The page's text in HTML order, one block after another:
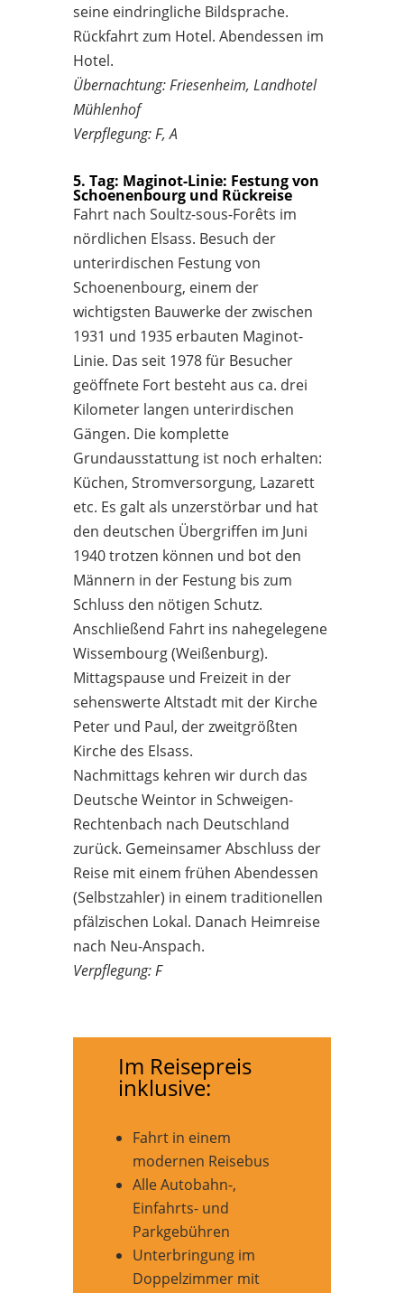
seine eindringliche Bildsprache.
Rückfahrt zum Hotel. Abendessen im
Hotel.
Übernachtung: Friesenheim, Landhotel
Mühlenhof
Verpflegung: F, A
5. Tag: Maginot-Linie: Festung von
Schoenenbourg und Rückreise
Fahrt nach Soultz-sous-Forêts im
nördlichen Elsass. Besuch der
unterirdischen Festung von
Schoenenbourg, einem der
wichtigsten Bauwerke der zwischen
1931 und 1935 erbauten Maginot-
Linie. Das seit 1978 für Besucher
geöffnete Fort besteht aus ca. drei
Kilometer langen unterirdischen
Gängen. Die komplette
Grundausstattung ist noch erhalten:
Küchen, Stromversorgung, Lazarett
etc. Es galt als unzerstörbar und hat
den deutschen Übergriffen im Juni
1940 trotzen können und bot den
Männern in der Festung bis zum
Schluss den nötigen Schutz.
Anschließend Fahrt ins nahegelegene
Wissembourg (Weißenburg).
Mittagspause und Freizeit in der
sehenswerte Altstadt mit der Kirche
Peter und Paul, der zweitgrößten
Kirche des Elsass.
Nachmittags kehren wir durch das
Deutsche Weintor in Schweigen-
Rechtenbach nach Deutschland
zurück. Gemeinsamer Abschluss der
Reise mit einem frühen Abendessen
(Selbstzahler) in einem traditionellen
pfälzischen Lokal. Danach Heimreise
nach Neu-Anspach.
Verpflegung: F
Im Reisepreis
inklusive:
Fahrt in einem
modernen Reisebus
Alle Autobahn-,
Einfahrts- und
Parkgebühren
Unterbringung im
Doppelzimmer mit